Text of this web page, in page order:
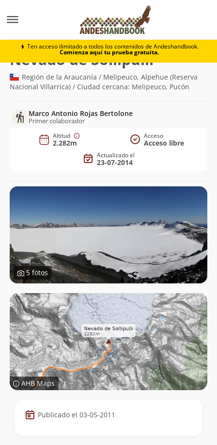
Ten acceso ilimitado a todos los contenidos de Andeshandbook.
Comienza aquí tu prueba gratuita.
Nevado de Sollipulli
Nevado de Sollipulli(2.282m)
Región de la Araucanía / Melipeuco, Alpehue (Reserva
Nacional Villarrica) / Ciudad cercana: Melipeuco, Pucón
Marco Antonio Rojas Bertolone
Primer colaborador
Altitud
2.282m
Acceso
Acceso libre
Actualizado el
23-07-2014
5 fotos
AHB Maps
Datos
de
Publicado el 03-05-2011